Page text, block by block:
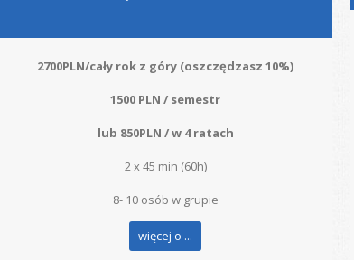
2700PLN/cały rok z góry (oszczędzasz 10%)
1500 PLN / semestr
lub 850PLN / w 4 ratach
2 x 45 min (60h)
8- 10 osób w grupie
więcej o ...